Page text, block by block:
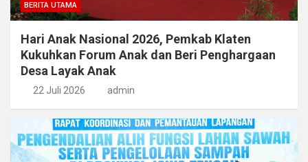
BERITA UTAMA
Hari Anak Nasional 2026, Pemkab Klaten
Kukuhkan Forum Anak dan Beri Penghargaan
Desa Layak Anak
22 Juli 2026 admin